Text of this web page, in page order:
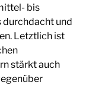
bis
durchdacht und
Letztlich ist
stärkt auch